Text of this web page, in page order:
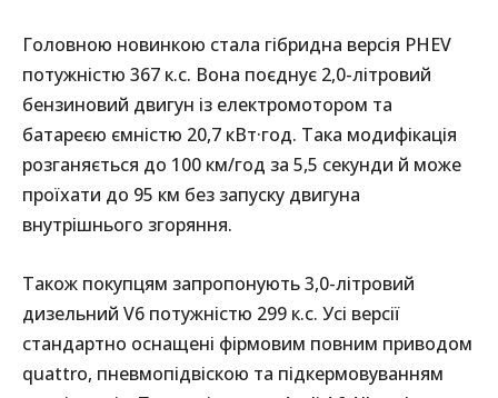
Головною новинкою стала гібридна версія PHEV
потужністю 367 к.с. Вона поєднує 2,0-літровий
бензиновий двигун із електромотором та
батареєю ємністю 20,7 кВт·год. Така модифікація
розганяється до 100 км/год за 5,5 секунди й може
проїхати до 95 км без запуску двигуна
внутрішнього згоряння.
Також покупцям запропонують 3,0-літровий
дизельний V6 потужністю 299 к.с. Усі версії
стандартно оснащені фірмовим повним приводом
quattro, пневмопідвіскою та підкермовуванням